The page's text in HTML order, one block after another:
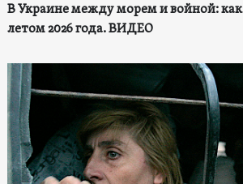
В Украине между морем и войной:
летом 2026 года. ВИДЕО